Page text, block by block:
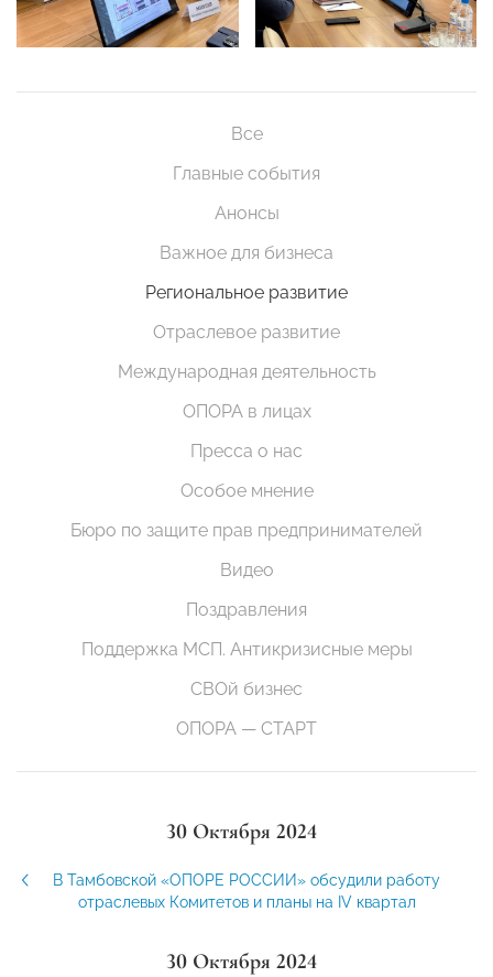
Все
Главные события
Анонсы
Важное для бизнеса
Региональное развитие
Отраслевое развитие
Международная деятельность
ОПОРА в лицах
Пресса о нас
Особое мнение
Бюро по защите прав предпринимателей
Видео
Поздравления
Поддержка МСП. Антикризисные меры
СВОй бизнес
ОПОРА — СТАРТ
30 Октября 2024
В Тамбовской «ОПОРЕ РОССИИ» обсудили работу
отраслевых Комитетов и планы на IV квартал
30 Октября 2024